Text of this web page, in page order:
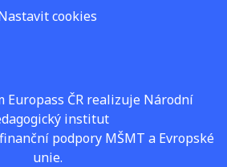
cookies
Europass ČR realizuje Národní
institut
podpory MŠMT a Evropské
unie.